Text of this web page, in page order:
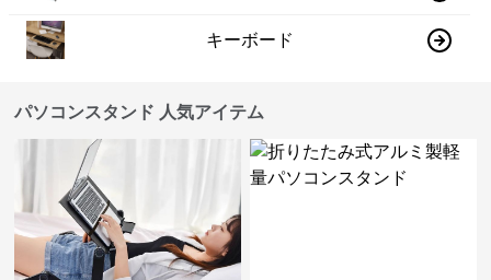
キーボード
パソコンスタンド 人気アイテム